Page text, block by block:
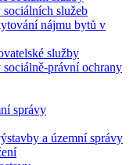
služeb
nájmu bytů v
služby
právní ochrany
správy
a územní správy